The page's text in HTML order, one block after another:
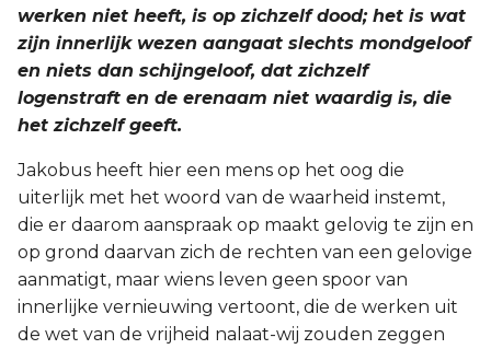
werken niet heeft, is op zichzelf dood; het is wat
zijn innerlijk wezen aangaat slechts mondgeloof
en niets dan schijngeloof, dat zichzelf
logenstraft en de erenaam niet waardig is, die
het zichzelf geeft.
Jakobus heeft hier een mens op het oog die
uiterlijk met het woord van de waarheid instemt,
die er daarom aanspraak op maakt gelovig te zijn en
op grond daarvan zich de rechten van een gelovige
aanmatigt, maar wiens leven geen spoor van
innerlijke vernieuwing vertoont, die de werken uit
de wet van de vrijheid nalaat-wij zouden zeggen